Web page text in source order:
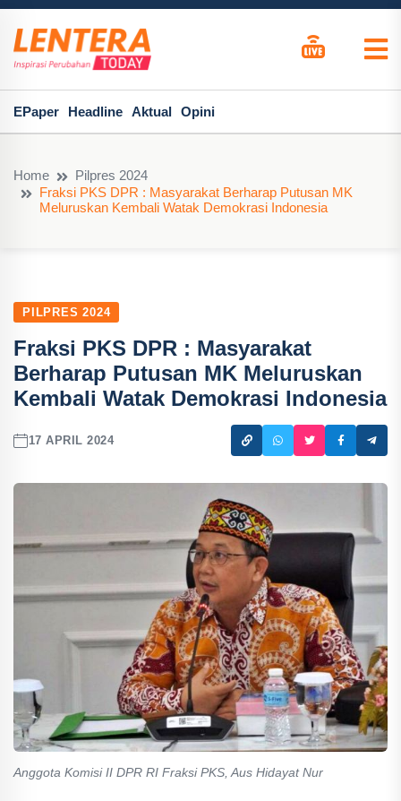
EPaper Headline Aktual Opini
Home
Pilpres 2024
Fraksi PKS DPR : Masyarakat Berharap Putusan MK
Meluruskan Kembali Watak Demokrasi Indonesia
PILPRES 2024
Fraksi PKS DPR : Masyarakat
Berharap Putusan MK Meluruskan
Kembali Watak Demokrasi Indonesia
17 APRIL 2024
Anggota Komisi II DPR RI Fraksi PKS, Aus Hidayat Nur